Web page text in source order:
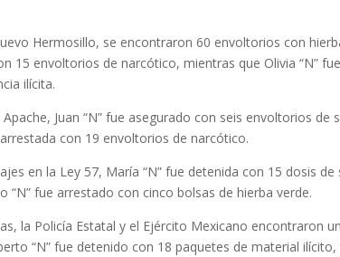
Hermosillo, se encontraron 60 envoltorios con
15 envoltorios de narcótico, mientras que Olivia “N”
ilícita.
Apache, Juan “N” fue asegurado con seis envoltorios de
arrestada con 19 envoltorios de narcótico.
en la Ley 57, María “N” fue detenida con 15 dosis
“N” fue arrestado con cinco bolsas de hierba verde.
la Policía Estatal y el Ejército Mexicano encontraron
“N” fue detenido con 18 paquetes de material ilícito,